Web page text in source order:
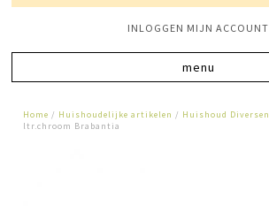
INLOGGEN MIJN ACCOUNT
Home / Huishoudelijke artikelen / Huishoud Diversen
ltr.chroom Brabantia